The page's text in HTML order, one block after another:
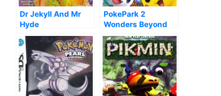
Dr Jekyll And Mr
Hyde
PokePark 2
Wonders Beyond